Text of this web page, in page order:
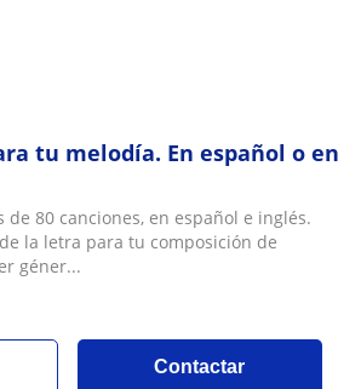
tu melodía. En español o en
de 80 canciones, en español e inglés.
la letra para tu composición de
géner...
Contactar